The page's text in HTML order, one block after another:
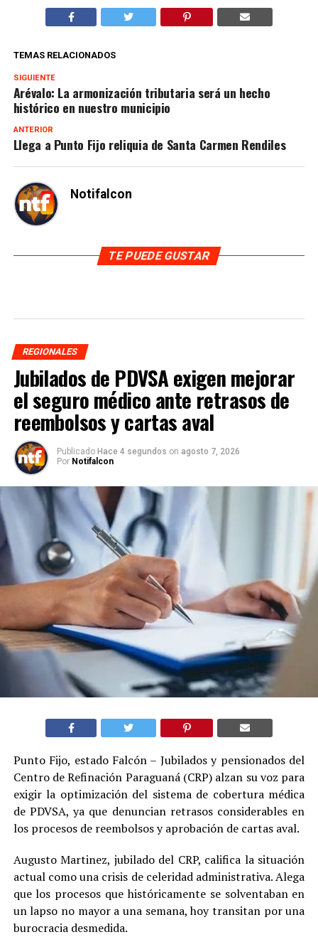
TEMAS RELACIONADOS
SIGUIENTE
Arévalo: La armonización tributaria será un hecho
histórico en nuestro municipio
ANTERIOR
Llega a Punto Fijo reliquia de Santa Carmen Rendiles
Notifalcon
TE PUEDE GUSTAR
REGIONALES
Jubilados de PDVSA exigen mejorar
el seguro médico ante retrasos de
reembolsos y cartas aval
Publicado Hace 4 segundos on agosto 7, 2026
Por Notifalcon
Punto Fijo, estado Falcón – Jubilados y pensionados del
Centro de Refinación Paraguaná (CRP) alzan su voz para
exigir la optimización del sistema de cobertura médica
de PDVSA, ya que denuncian retrasos considerables en
los procesos de reembolsos y aprobación de cartas aval.
Augusto Martinez, jubilado del CRP, califica la situación
actual como una crisis de celeridad administrativa. Alega
que los procesos que históricamente se solventaban en
un lapso no mayor a una semana, hoy transitan por una
burocracia desmedida.